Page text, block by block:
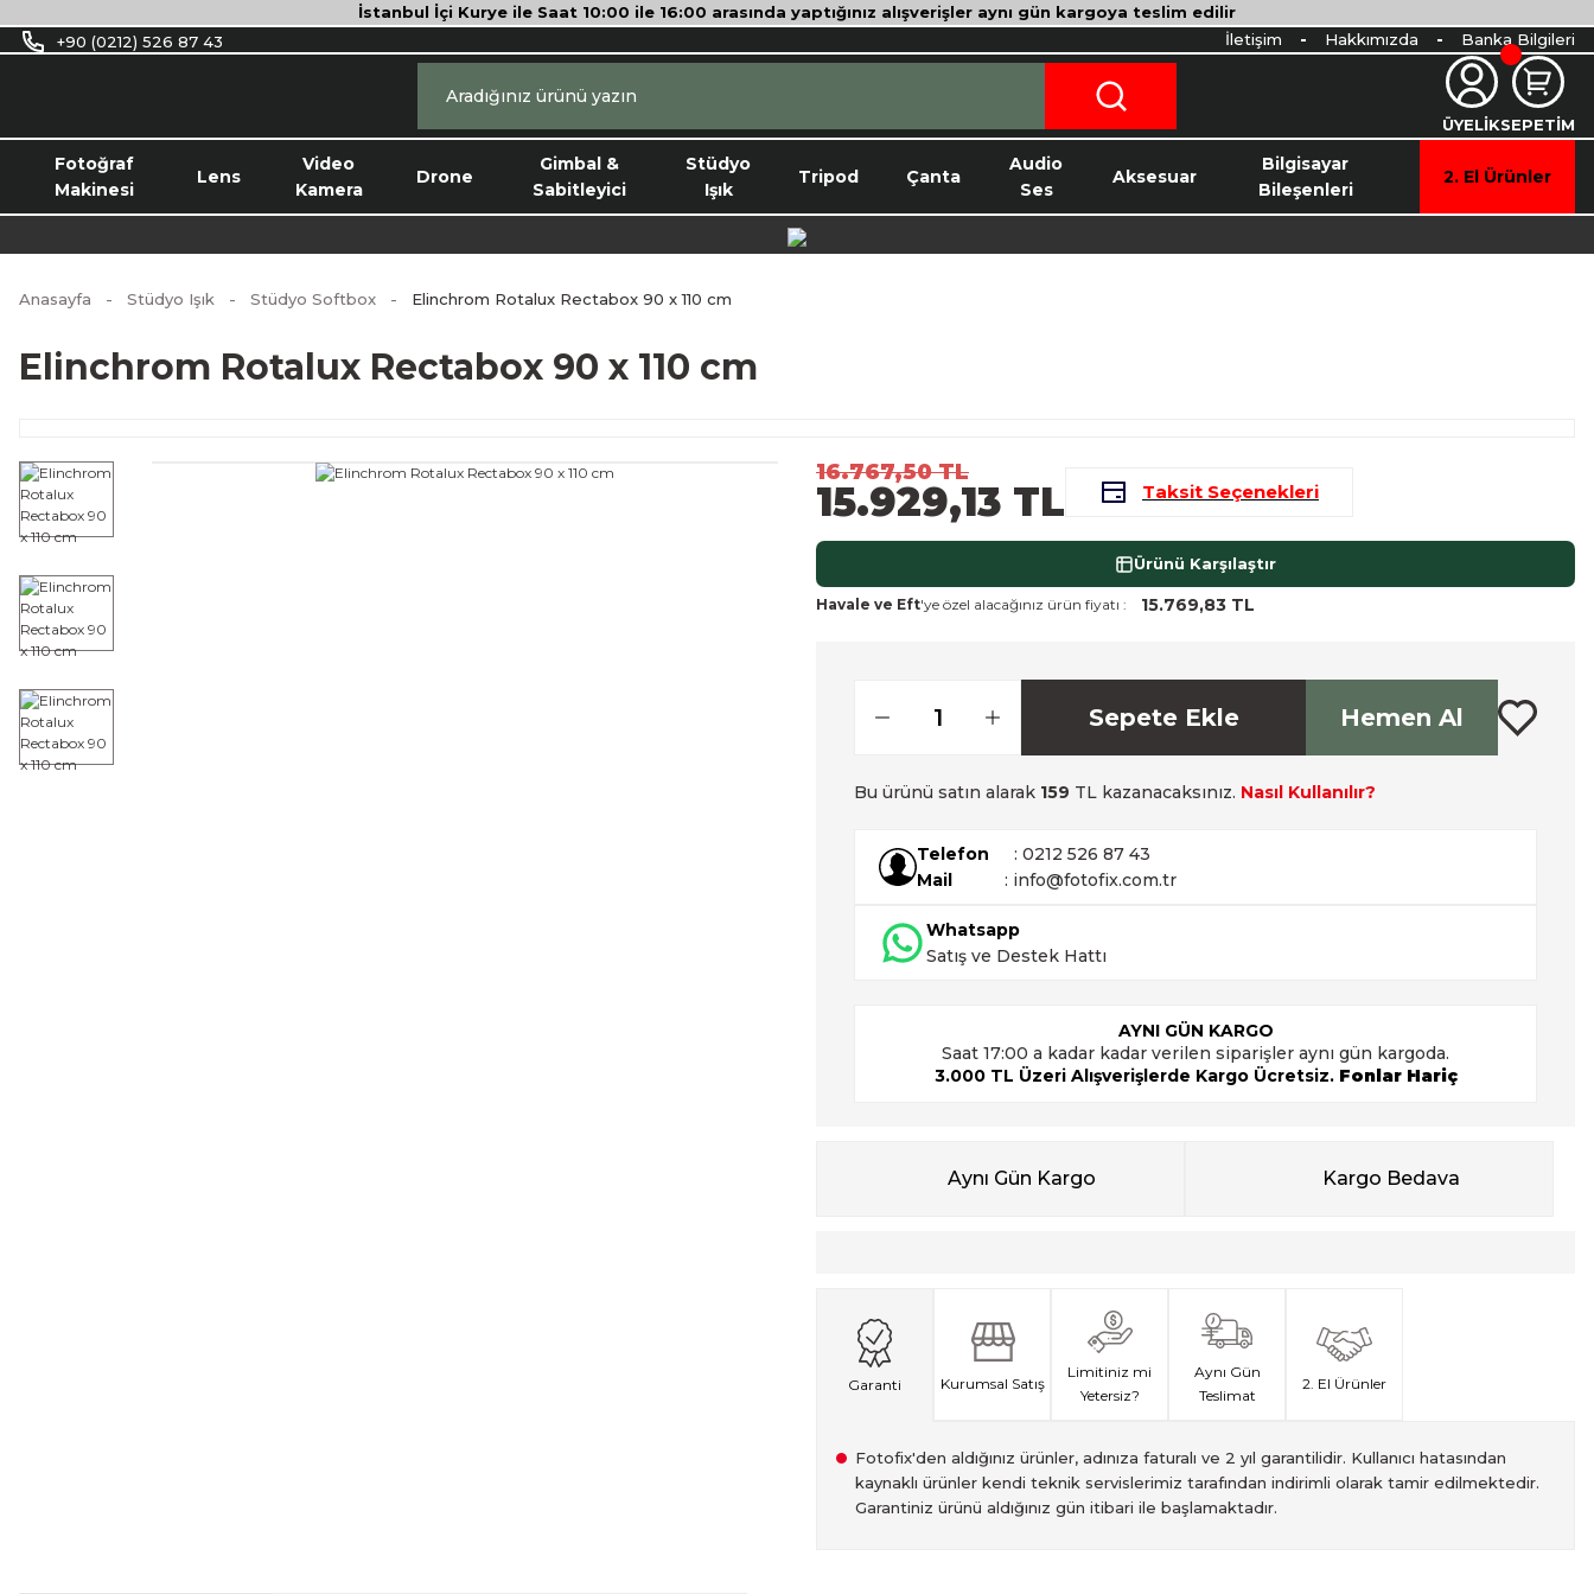
İstanbul İçi Kurye ile Saat 10:00 ile 16:00 arasında yaptığınız alışverişler aynı gün kargoya teslim edilir
+90 (0212) 526 87 43
İletişim Hakkımızda Banka Bilgileri
ÜYELİKSEPETİM
Fotoğraf
Makinesi
Lens
Video
Kamera
Drone
Gimbal &
Sabitleyici
Stüdyo
Işık
Tripod Çanta
Audio
Ses
Aksesuar
Bilgisayar
Bileşenleri
2. El Ürünler
Anasayfa Stüdyo Işık Stüdyo Softbox Elinchrom Rotalux Rectabox 90 x 110 cm
Elinchrom Rotalux Rectabox 90 x 110 cm
16.767,50 TL
15.929,13 TL Taksit Seçenekleri
Ürünü Karşılaştır
Havale ve Eft'ye özel alacağınız ürün fiyatı : 15.769,83 TL
Sepete Ekle Hemen Al
Bu ürünü satın alarak 159 TL kazanacaksınız. Nasıl Kullanılır?
Telefon
: 0212 526 87 43
Mail
: info@fotofix.com.tr
Whatsapp
Satış ve Destek Hattı
AYNI GÜN KARGO
Saat 17:00 a kadar kadar verilen siparişler aynı gün kargoda.
3.000 TL Üzeri Alışverişlerde Kargo Ücretsiz. Fonlar Hariç
Aynı Gün Kargo Kargo Bedava
Garanti Kurumsal Satış
Limitiniz mi
Yetersiz?
Aynı Gün
Teslimat
2. El Ürünler
Fotofix'den aldığınız ürünler, adınıza faturalı ve 2 yıl garantilidir. Kullanıcı hatasından
kaynaklı ürünler kendi teknik servislerimiz tarafından indirimli olarak tamir edilmektedir.
Garantiniz ürünü aldığınız gün itibari ile başlamaktadır.